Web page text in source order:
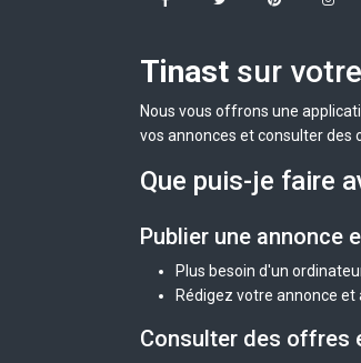
Tinast sur
Nous vous offrons une
vos annonces et consulter des
Que puis-je faire
Publier une annonce
Plus besoin d'un
Rédigez votre annonce
Consulter des offres